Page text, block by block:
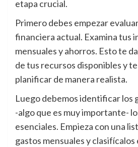
etapa crucial.
Primero debes empezar
financiera actual. Examina tus
mensuales y ahorros. Esto te
de tus recursos disponibles y
planificar de manera realista.
Luego debemos identificar los
-algo que es muy importante-
esenciales. Empieza con una
gastos mensuales y clasifícalos